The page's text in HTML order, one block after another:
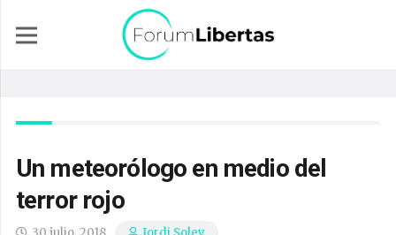
Un meteorólogo en medio del
terror rojo